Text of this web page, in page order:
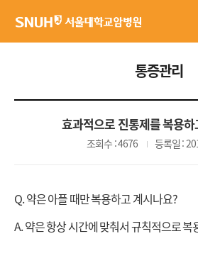
통증관리
효과적으로 진통제를 복용
조회수 : 4676 등록일 :
Q. 약은 아플 때만 복용하고 계시나요?
A.약은 항상 시간에 맞춰서 규칙적으로